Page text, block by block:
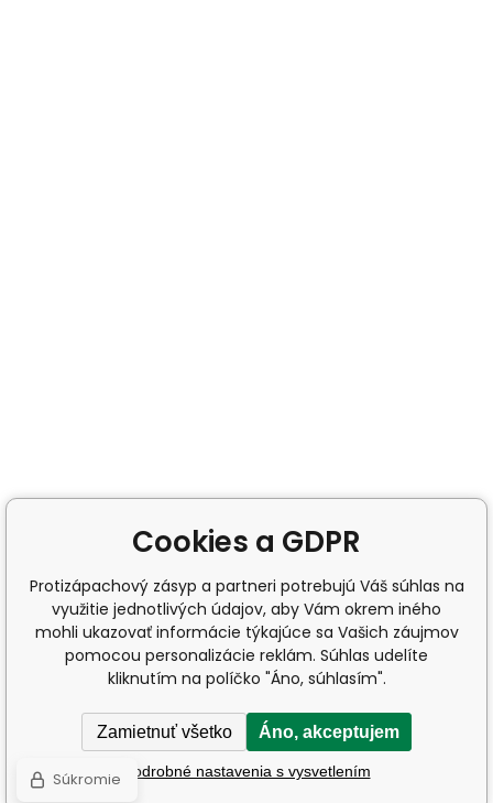
Cookies a GDPR
Protizápachový zásyp a partneri potrebujú Váš súhlas na
využitie jednotlivých údajov, aby Vám okrem iného
mohli ukazovať informácie týkajúce sa Vašich záujmov
pomocou personalizácie reklám. Súhlas udelíte
kliknutím na políčko "Áno, súhlasím".
Zamietnuť všetko Áno, akceptujem
Podrobné nastavenia s vysvetlením
Súkromie